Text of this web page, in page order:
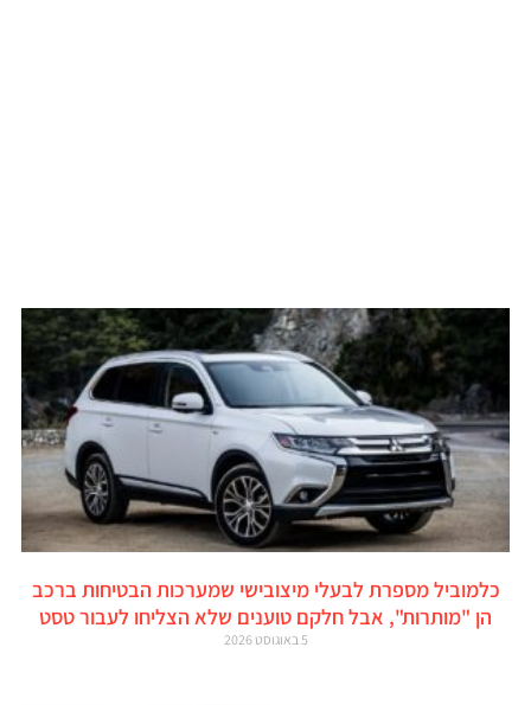
כלמוביל מספרת לבעלי מיצובישי שמערכות הבטיחות ברכב
הן "מותרות", אבל חלקם טוענים שלא הצליחו לעבור טסט
5 באוגוסט 2026